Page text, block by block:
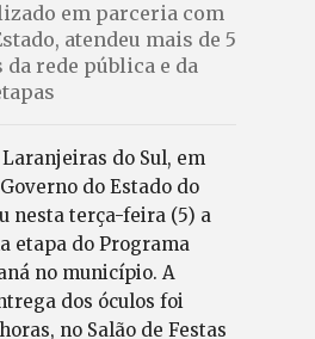
em parceria com
atendeu mais de 5
rede pública e da
do Sul, em
do Estado do
nesta terça-feira (5) a
etapa do Programa
no município. A
dos óculos foi
no Salão de Festas